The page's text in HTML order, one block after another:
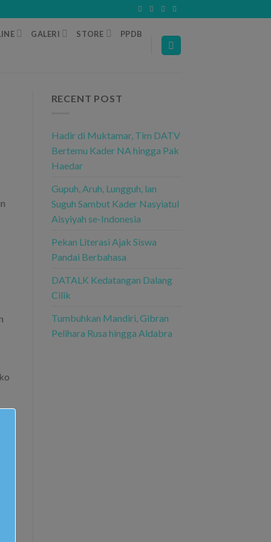
GALERI STORE PPDB
RECENT POST
Hadir di Muktamar, Tim DATV
Bertemu Kader NA hingga Pak
Haedar
Gupuh, Aruh, Lungguh, lan
Suguh Sambut Kader Nasyiatul
Aisyiyah se-Indonesia
Pekan Literasi Ajak Siswa
Pandai Berbahasa
DATALK Kedatangan Dalang
Cilik
Tumbuhkan Mandiri, Gibran
Pelihara Rusa hingga Aldabra